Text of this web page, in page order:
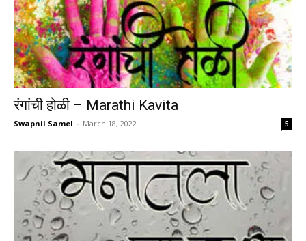
रंगांची होळी – Marathi Kavita
Swapnil Samel - March 18, 2022 5